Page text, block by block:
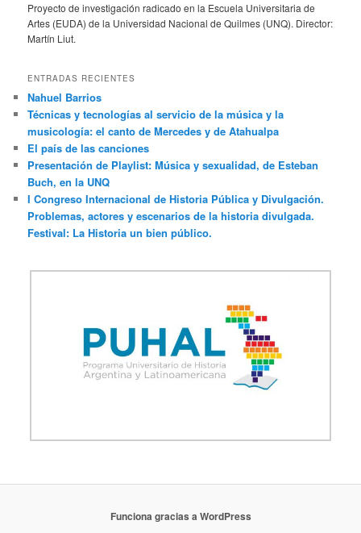
Proyecto de investigación radicado en la Escuela Universitaria de
Artes (EUDA) de la Universidad Nacional de Quilmes (UNQ). Director:
Martín Liut.
ENTRADAS RECIENTES
Nahuel Barrios
Técnicas y tecnologías al servicio de la música y la
musicología: el canto de Mercedes y de Atahualpa
El país de las canciones
Presentación de Playlist: Música y sexualidad, de Esteban
Buch, en la UNQ
I Congreso Internacional de Historia Pública y Divulgación.
Problemas, actores y escenarios de la historia divulgada.
Festival: La Historia un bien público.
Funciona gracias a WordPress